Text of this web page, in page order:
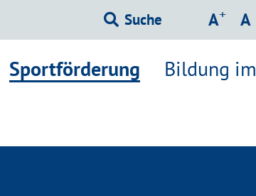
Suche A+ A
Sportförderung
Bildung